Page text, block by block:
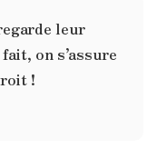
leur
on s’assure
!